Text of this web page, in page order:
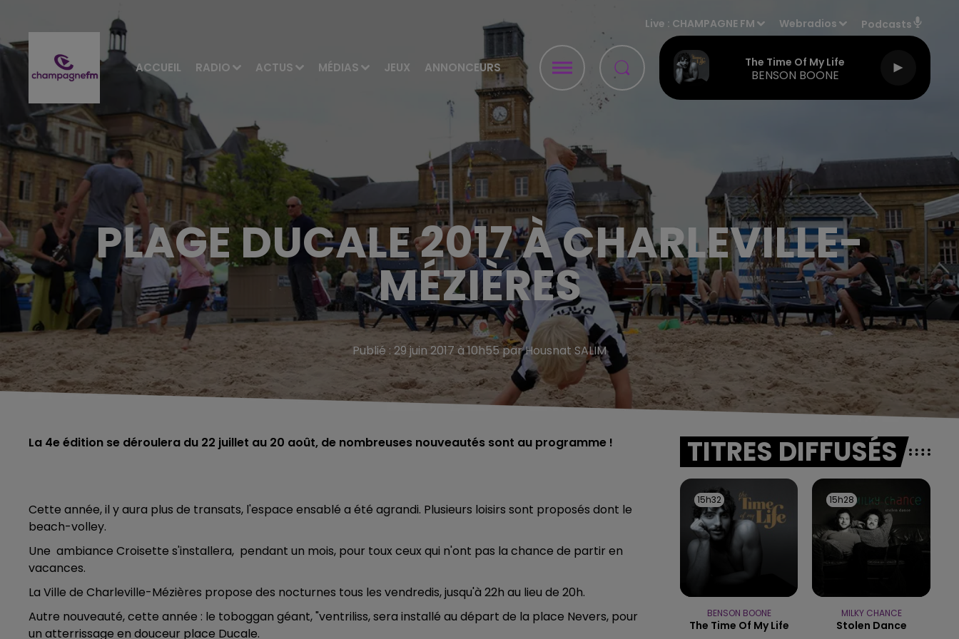
ACCUEIL RADIO ACTUS MÉDIAS JEUX ANNONCEURS
Live : CHAMPAGNE FM Webradios Podcasts
The Time Of My Life
BENSON BOONE
PLAGE DUCALE 2017 À CHARLEVILLE-
MÉZIÈRES
Publié : 29 juin 2017 à 10h55 par Housnat SALIM
La 4e édition se déroulera du 22 juillet au 20 août, de nombreuses nouveautés sont au programme !
Cette année, il y aura plus de transats, l'espace ensablé a été agrandi. Plusieurs loisirs sont proposés dont le
beach-volley.
Une ambiance Croisette s'installera, pendant un mois, pour toux ceux qui n'ont pas la chance de partir en
vacances.
La Ville de Charleville-Mézières propose des nocturnes tous les vendredis, jusqu'à 22h au lieu de 20h.
Autre nouveauté, cette année : le toboggan géant, "ventriliss, sera installé au départ de la place Nevers, pour
un atterrissage en douceur place Ducale.
TITRES DIFFUSÉS
15h32
15h32
BENSON BOONE
The Time Of My Life
15h28
15h28
MILKY CHANCE
Stolen Dance